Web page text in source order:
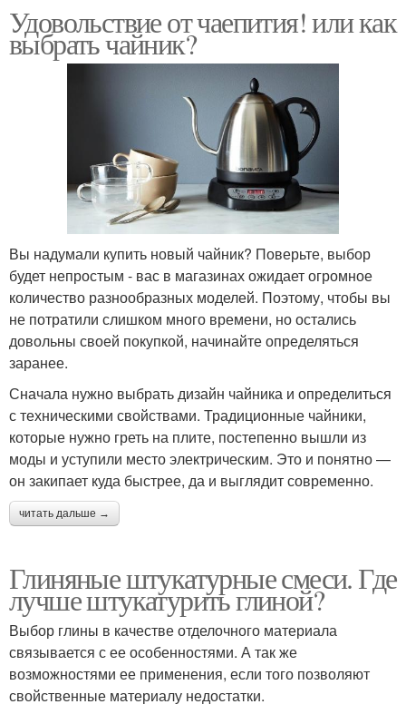
Удовольствие от чаепития! или как
выбрать чайник?
Вы надумали купить новый чайник? Поверьте, выбор
будет непростым - вас в магазинах ожидает огромное
количество разнообразных моделей. Поэтому, чтобы вы
не потратили слишком много времени, но остались
довольны своей покупкой, начинайте определяться
заранее.
Сначала нужно выбрать дизайн чайника и определиться
с техническими свойствами. Традиционные чайники,
которые нужно греть на плите, постепенно вышли из
моды и уступили место электрическим. Это и понятно —
он закипает куда быстрее, да и выглядит современно.
читать дальше →
Глиняные штукатурные смеси. Где
лучше штукатурить глиной?
Выбор глины в качестве отделочного материала
связывается с ее особенностями. А так же
возможностями ее применения, если того позволяют
свойственные материалу недостатки.